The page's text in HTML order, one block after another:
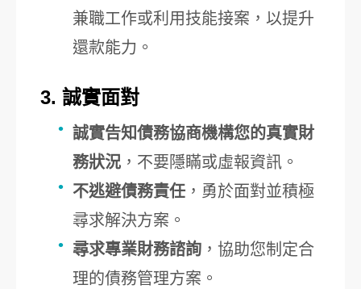
兼職工作或利用技能接案，以提升
還款能力。
3. 誠實面對
誠實告知債務協商機構您的真實財
務狀況 ，不要隱瞞或虛報資訊。
不逃避債務責任 ，勇於面對並積極
尋求解決方案。
尋求專業財務諮詢 ，協助您制定合
理的債務管理方案。